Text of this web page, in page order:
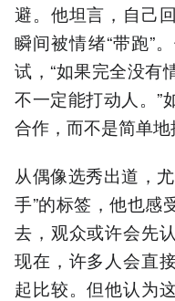
避。他坦言，自己
瞬间被情绪“带跑”
试，“如果完全没有
不一定能打动人。”
合作，而不是简单地
从偶像选秀出道，
手”的标签，他也感
去，观众或许会先
现在，许多人会直
起比较。但他认为